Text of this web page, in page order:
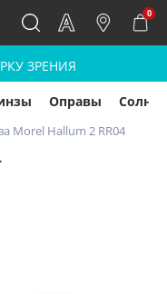
0
ЗРЕНИЯ
Оправы
Morel Hallum 2 RR04